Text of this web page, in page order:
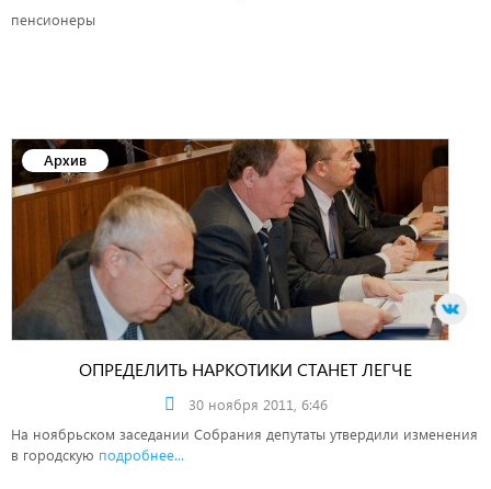
пенсионеры
Архив
ОПРЕДЕЛИТЬ НАРКОТИКИ СТАНЕТ ЛЕГЧЕ
30 ноября 2011, 6:46
На ноябрьском заседании Собрания депутаты утвердили изменения
в городскую подробнее...